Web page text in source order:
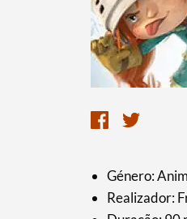
Género:
Realizador: